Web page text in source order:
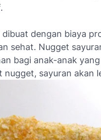
dengan biaya
sehat. Nugget
bagi anak-anak
nugget, sayuran akan